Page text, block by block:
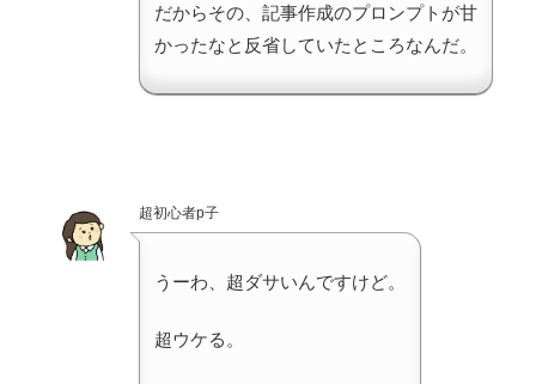
だからその、記事作成のプロンプトが甘
かったなと反省していたところなんだ。
超初心者p子
うーわ、超ダサいんですけど。
超ウケる。